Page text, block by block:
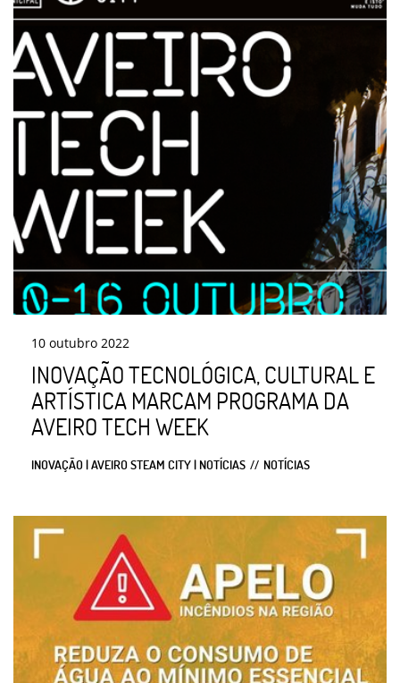
10 outubro 2022
INOVAÇÃO TECNOLÓGICA, CULTURAL E
ARTÍSTICA MARCAM PROGRAMA DA
AVEIRO TECH WEEK
INOVAÇÃO | AVEIRO STEAM CITY | NOTÍCIAS NOTÍCIAS